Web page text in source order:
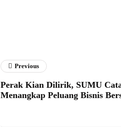
Previous
Perak Kian Dilirik, SUMU
Menangkap Peluang Bisnis